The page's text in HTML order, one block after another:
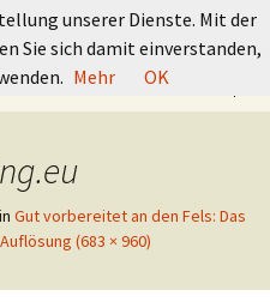
nach:
in Gut vorbereitet an den Fels: Das
(683 × 960)
unserer Dienste. Mit der
Sie sich damit einverstanden,
Mehr OK